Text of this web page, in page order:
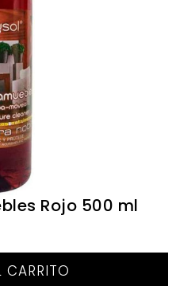
Rojo 500 ml
CARRITO